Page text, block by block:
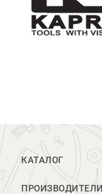
КАТАЛОГ
ПРОИЗВОДИТЕЛИ